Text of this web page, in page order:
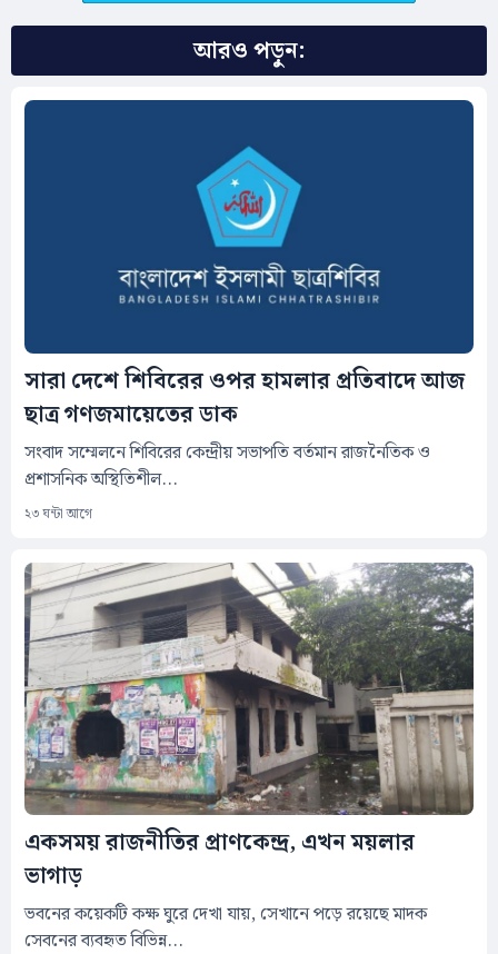
আরও পড়ুন:
সারা দেশে শিবিরের ওপর হামলার প্রতিবাদে আজ
ছাত্র গণজমায়েতের ডাক
সংবাদ সম্মেলনে শিবিরের কেন্দ্রীয় সভাপতি বর্তমান রাজনৈতিক ও
প্রশাসনিক অস্থিতিশীল...
২৩ ঘন্টা আগে
একসময় রাজনীতির প্রাণকেন্দ্র, এখন ময়লার
ভাগাড়
ভবনের কয়েকটি কক্ষ ঘুরে দেখা যায়, সেখানে পড়ে রয়েছে মাদক
সেবনের ব্যবহৃত বিভিন্ন...